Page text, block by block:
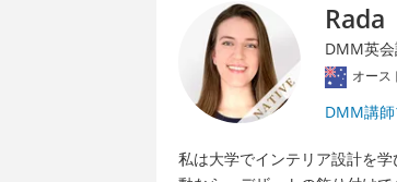
Rada
DMM英
オース
DMM講
私は大学でインテリア設計を